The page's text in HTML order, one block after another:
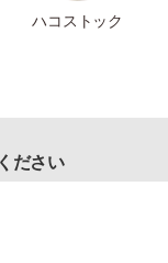
ハコストック
ださい